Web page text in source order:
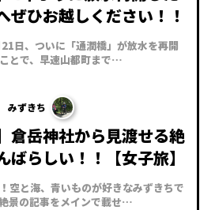
ぜひお越しください！！
日、ついに「通潤橋」が放水を再開
とで、早速山都町まで…
みずきち
倉岳神社から見渡せる絶
ばらしい！！【女子旅】
空と海、青いものが好きなみずきちで
景の記事をメインで載せ…